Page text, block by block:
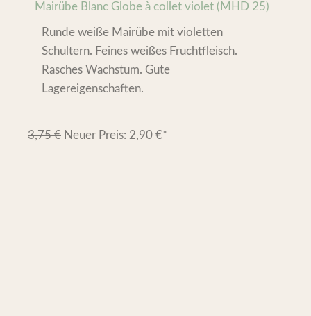
Mairübe Blanc Globe à collet violet (MHD 25)
Runde weiße Mairübe mit violetten
Schultern. Feines weißes Fruchtfleisch.
Rasches Wachstum. Gute
Lagereigenschaften.
3,75€ Neuer Preis: 2,90 €*